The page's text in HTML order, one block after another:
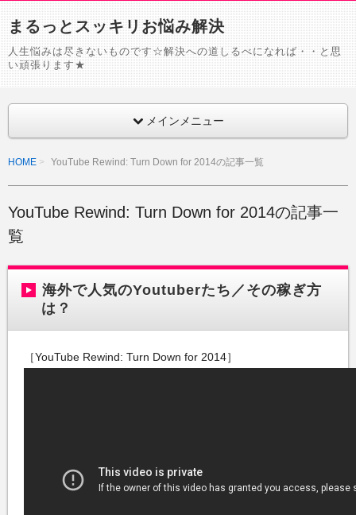
まるっとスッキリお悩み解決
人生悩みは尽きないものです☆解決への道しるべになれば・・と思
い頑張ります★
メインメニュー
HOME YouTube Rewind: Turn Down for 2014の記事一覧
YouTube Rewind: Turn Down for 2014の記事一
覧
海外で人気のYoutuberたち／その稼ぎ方
は？
［YouTube Rewind: Turn Down for 2014］